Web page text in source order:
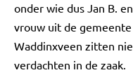
onder wie dus Jan B.
vrouw uit de
Waddinxveen zitten
verdachten in de zaak.